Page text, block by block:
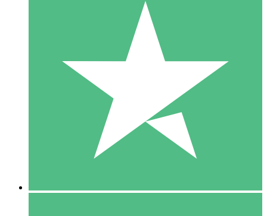
Paquetes de Créditos Individuales
Paga según el uso con créditos de descarga. Sin compromiso
10 00